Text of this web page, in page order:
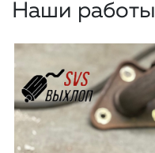
Наши работы